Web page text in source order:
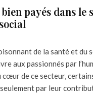
payés dans le
de la santé et du
aux passionnés par
de ce secteur,
par leur